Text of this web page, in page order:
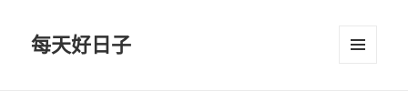
每天好日子